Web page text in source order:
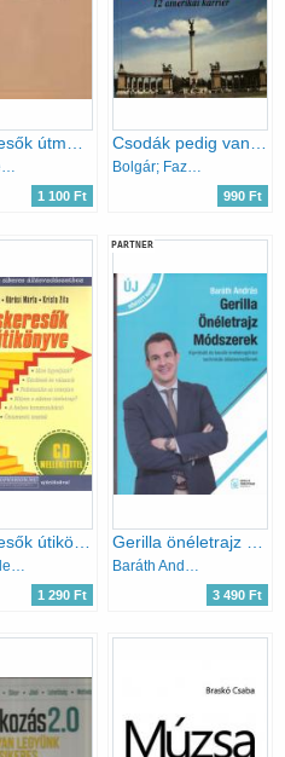
Marcel Lemaitre
1 100 Ft
Bolgár; Fazekas
990 Ft
1 290 Ft
PARTNER
3 490 Ft